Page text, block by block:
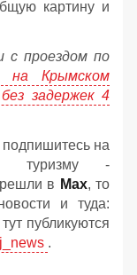
картину и
с проездом по
на Крымском
задержек 4
подпишитесь на
туризму -
в Мах, то
и туда:
публикуются
.